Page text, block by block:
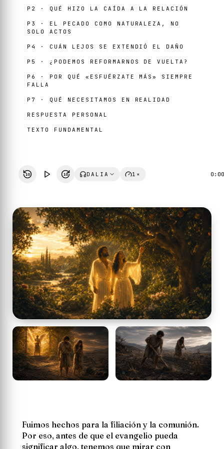
P2 · QUÉ HIZO LA CAÍDA A LA RELACIÓN
P3 · EL PECADO COMO NATURALEZA, NO
SOLO ACTOS
P4 · CUÁN LEJOS SE EXTENDIÓ EL DAÑO
P5 · ¿PODEMOS REFORMARNOS DE VUELTA?
P6 · POR QUÉ «ESFUÉRZATE MÁS» SIEMPRE
FALLA
P7 · QUÉ NECESITAMOS EN REALIDAD
RESPUESTA PERSONAL
TEXTO FUNDAMENTAL
10 10 DALIA 1× 0:00
Fuimos hechos para la filiación y la comunión.
Por eso, antes de que el evangelio pueda
significar algo, tenemos que mirar con